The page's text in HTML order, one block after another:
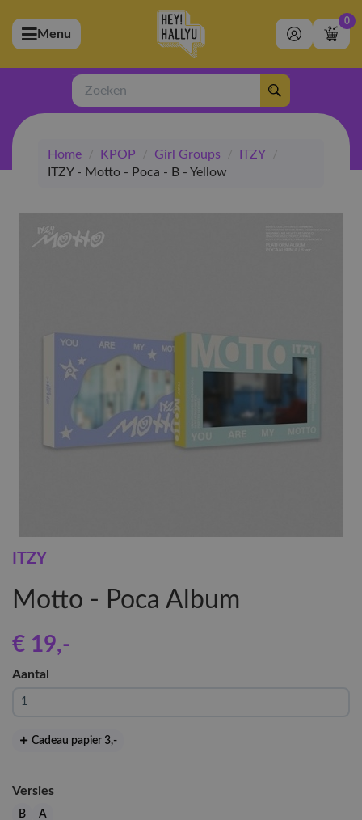
(Artiesten)
(Merchandise)
(Exclusive)
(Winkel)
Menu
0
Zoeken
Home / KPOP / Girl Groups / ITZY
/
ITZY - Motto - Poca - B - Yellow
ITZY
Motto - Poca Album
€ 19,-
Aantal
Cadeau papier 3,-
Versies
B A